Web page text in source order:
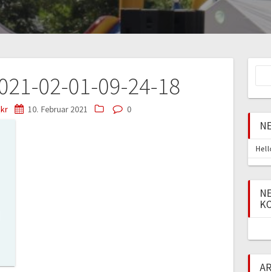
02-01-09-24-18
10. Februar 2021 0